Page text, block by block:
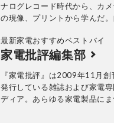
ナログレコード時代から、カ
の現像、プリントから学んだ
る。現在は「＠DIME」「
最新家電おすすめベストバイ
家電批評編集部
『家電批評』は2009年11月
発行している雑誌および家電
ディア。あらゆる家電製品に